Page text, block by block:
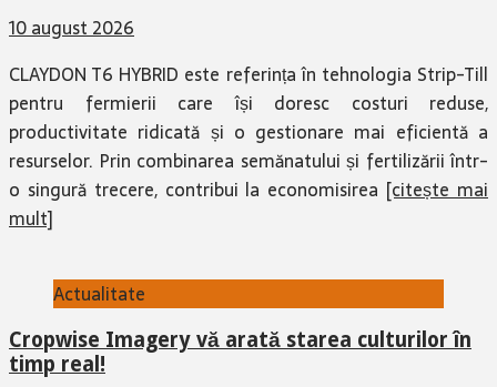
10 august 2026
CLAYDON T6 HYBRID este referința în tehnologia Strip-Till
pentru fermierii care își doresc costuri reduse,
productivitate ridicată și o gestionare mai eficientă a
resurselor. Prin combinarea semănatului și fertilizării într-
o singură trecere, contribui la economisirea [citește mai
mult]
Actualitate
Cropwise Imagery vă arată starea culturilor în
timp real!